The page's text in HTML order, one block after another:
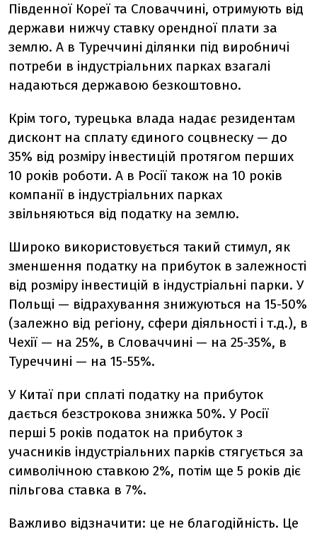
Південної Кореї та Словаччині, отримують від
держави нижчу ставку орендної плати за
землю. А в Туреччині ділянки під виробничі
потреби в індустріальних парках взагалі
надаються державою безкоштовно.
Крім того, турецька влада надає резидентам
дисконт на сплату єдиного соцвнеску — до
35% від розміру інвестицій протягом перших
10 років роботи. А в Росії також на 10 років
компанії в індустріальних парках
звільняються від податку на землю.
Широко використовується такий стимул, як
зменшення податку на прибуток в залежності
від розміру інвестицій в індустріальні парки. У
Польщі — відрахування знижуються на 15-50%
(залежно від регіону, сфери діяльності і т.д.), в
Чехії — на 25%, в Словаччині — на 25-35%, в
Туреччині — на 15-55%.
У Китаї при сплаті податку на прибуток
дається безстрокова знижка 50%. У Росії
перші 5 років податок на прибуток з
учасників індустріальних парків стягується за
символічною ставкою 2%, потім ще 5 років діє
пільгова ставка в 7%.
Важливо відзначити: це не благодійність. Це